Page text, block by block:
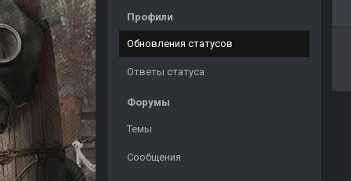
Профили
Обновления статусов
Ответы статуса
Форумы
Темы
Сообщения